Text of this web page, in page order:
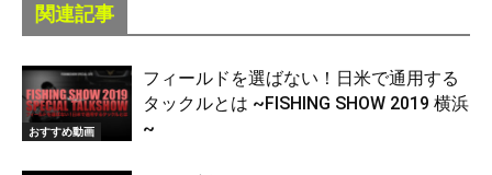
関連記事
おすすめ動画
フィールドを選ばない！日米で通用する
タックルとは ~FISHING SHOW 2019 横浜
~